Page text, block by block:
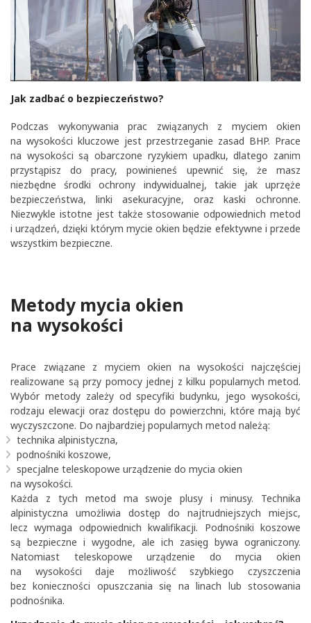
Jak zadbać o bezpieczeństwo?
Podczas wykonywania prac związanych z myciem okien
na wysokości kluczowe jest przestrzeganie zasad BHP. Prace
na wysokości są obarczone ryzykiem upadku, dlatego zanim
przystąpisz do pracy, powinieneś upewnić się, że masz
niezbędne środki ochrony indywidualnej, takie jak uprzęże
bezpieczeństwa, linki asekuracyjne, oraz kaski ochronne.
Niezwykle istotne jest także stosowanie odpowiednich metod
i urządzeń, dzięki którym mycie okien będzie efektywne i przede
wszystkim bezpieczne.
Metody mycia okien
na wysokości
Prace związane z myciem okien na wysokości najczęściej
realizowane są przy pomocy jednej z kilku popularnych metod.
Wybór metody zależy od specyfiki budynku, jego wysokości,
rodzaju elewacji oraz dostępu do powierzchni, które mają być
wyczyszczone. Do najbardziej popularnych metod należą:
technika alpinistyczna,
podnośniki koszowe,
specjalne teleskopowe urządzenie do mycia okien
na wysokości.
Każda z tych metod ma swoje plusy i minusy. Technika
alpinistyczna umożliwia dostęp do najtrudniejszych miejsc,
lecz wymaga odpowiednich kwalifikacji. Podnośniki koszowe
są bezpieczne i wygodne, ale ich zasięg bywa ograniczony.
Natomiast teleskopowe urządzenie do mycia okien
na wysokości daje możliwość szybkiego czyszczenia
bez konieczności opuszczania się na linach lub stosowania
podnośnika.